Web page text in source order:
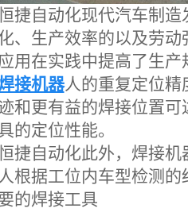
捷自动化现代汽车制
、生产效率的以及劳动
用在实践中提高了生产
接机器人的重复定位
和更有益的焊接位置
的定位性能。
捷自动化此外，焊接
人根据工位内车型检测
的焊接工具